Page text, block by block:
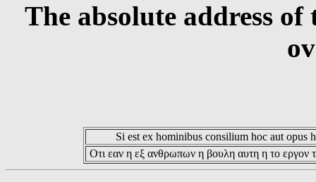
The absolute address
Si est ex hominibus consilium hoc aut opus
Οτι εαν η εξ ανθρωπων η βουλη αυτη η το εργον